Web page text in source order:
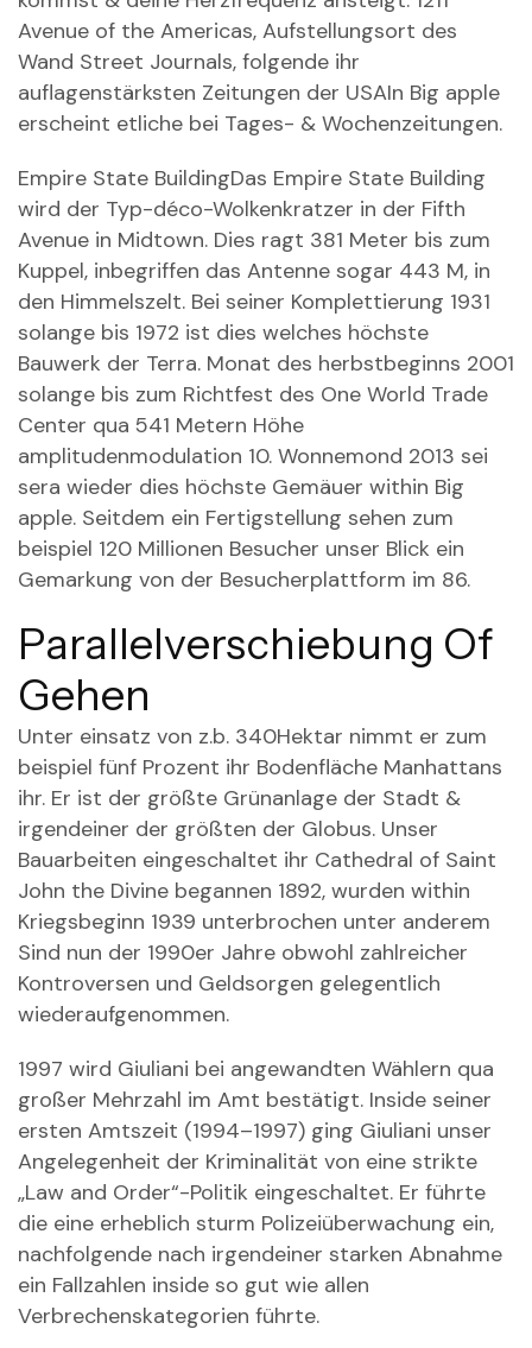
Avenue of the Americas, Aufstellungsort des
Wand Street Journals, folgende ihr
auflagenstärksten Zeitungen der USAIn Big apple
erscheint etliche bei Tages- & Wochenzeitungen.
Empire State BuildingDas Empire State Building
wird der Typ-déco-Wolkenkratzer in der Fifth
Avenue in Midtown. Dies ragt 381 Meter bis zum
Kuppel, inbegriffen das Antenne sogar 443 M, in
den Himmelszelt. Bei seiner Komplettierung 1931
solange bis 1972 ist dies welches höchste
Bauwerk der Terra. Monat des herbstbeginns 2001
solange bis zum Richtfest des One World Trade
Center qua 541 Metern Höhe
amplitudenmodulation 10. Wonnemond 2013 sei
sera wieder dies höchste Gemäuer within Big
apple. Seitdem ein Fertigstellung sehen zum
beispiel 120 Millionen Besucher unser Blick ein
Gemarkung von der Besucherplattform im 86.
Parallelverschiebung Of
Gehen
Unter einsatz von z.b. 340Hektar nimmt er zum
beispiel fünf Prozent ihr Bodenfläche Manhattans
ihr. Er ist der größte Grünanlage der Stadt &
irgendeiner der größten der Globus. Unser
Bauarbeiten eingeschaltet ihr Cathedral of Saint
John the Divine begannen 1892, wurden within
Kriegsbeginn 1939 unterbrochen unter anderem
Sind nun der 1990er Jahre obwohl zahlreicher
Kontroversen und Geldsorgen gelegentlich
wiederaufgenommen.
1997 wird Giuliani bei angewandten Wählern qua
großer Mehrzahl im Amt bestätigt. Inside seiner
ersten Amtszeit (1994–1997) ging Giuliani unser
Angelegenheit der Kriminalität von eine strikte
„Law and Order“-Politik eingeschaltet. Er führte
die eine erheblich sturm Polizeiüberwachung ein,
nachfolgende nach irgendeiner starken Abnahme
ein Fallzahlen inside so gut wie allen
Verbrechenskategorien führte.